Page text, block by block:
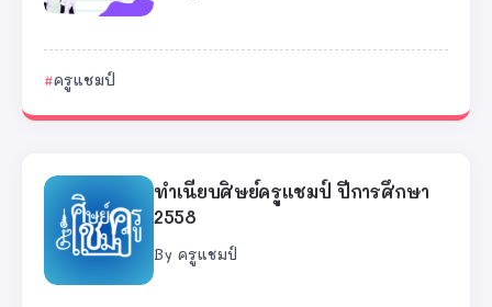
ครูแชมป์
ทำเนียบศิษย์ครูแชมป์ ปีการศึกษา
2558
By ครูแชมป์